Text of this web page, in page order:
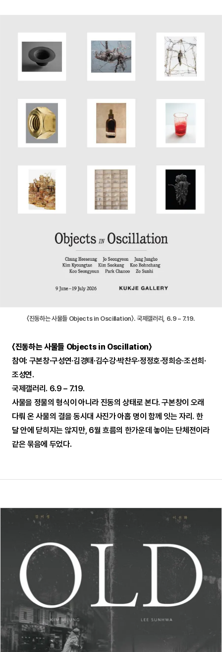
〈진동하는 사물들 Objects in Oscillation〉. 국제갤러리, 6.9 – 7.19.
〈진동하는 사물들 Objects in Oscillation〉
참여: 구본창·구성연·김경태·김수강·박찬우·정정호·정희승·조선희·
조성연.
국제갤러리. 6.9 – 7.19.
사물을 정물의 형식이 아니라 진동의 상태로 본다. 구본창이 오래
다뤄 온 사물의 결을 동시대 사진가 아홉 명이 함께 잇는 자리. 한
달 안에 닫히지는 않지만, 6월 흐름의 한가운데 놓이는 단체전이라
같은 묶음에 두었다.